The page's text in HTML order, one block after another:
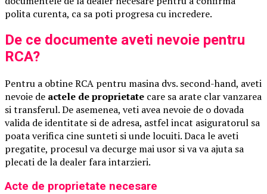
polita curenta, ca sa poti progresa cu incredere.
De ce documente aveti nevoie pentru
RCA?
Pentru a obtine RCA pentru masina dvs. second-hand, aveti
nevoie de actele de proprietate care sa arate clar vanzarea
si transferul. De asemenea, veti avea nevoie de o dovada
valida de identitate si de adresa, astfel incat asiguratorul sa
poata verifica cine sunteti si unde locuiti. Daca le aveti
pregatite, procesul va decurge mai usor si va va ajuta sa
plecati de la dealer fara intarzieri.
Acte de proprietate necesare